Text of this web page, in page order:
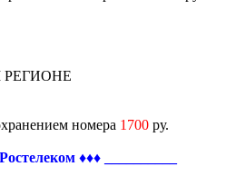
РЕГИОНЕ
номера 1700 ру.
♦♦♦ __________